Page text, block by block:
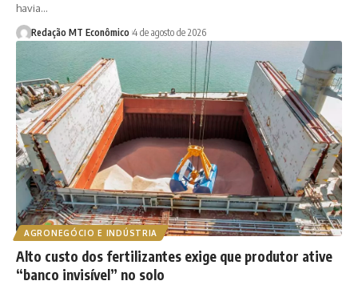
havia…
Redação MT Econômico 4 de agosto de 2026
AGRONEGÓCIO E INDÚSTRIA
Alto custo dos fertilizantes exige que produtor ative
“banco invisível” no solo